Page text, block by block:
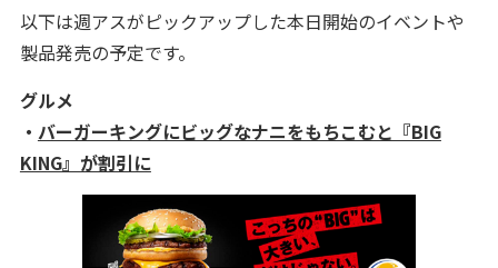
以下は週アスがピックアップした本日開始のイベントや
製品発売の予定です。
グルメ
・ バーガーキングにビッグなナニをもちこむと『BIG
KING』が割引に